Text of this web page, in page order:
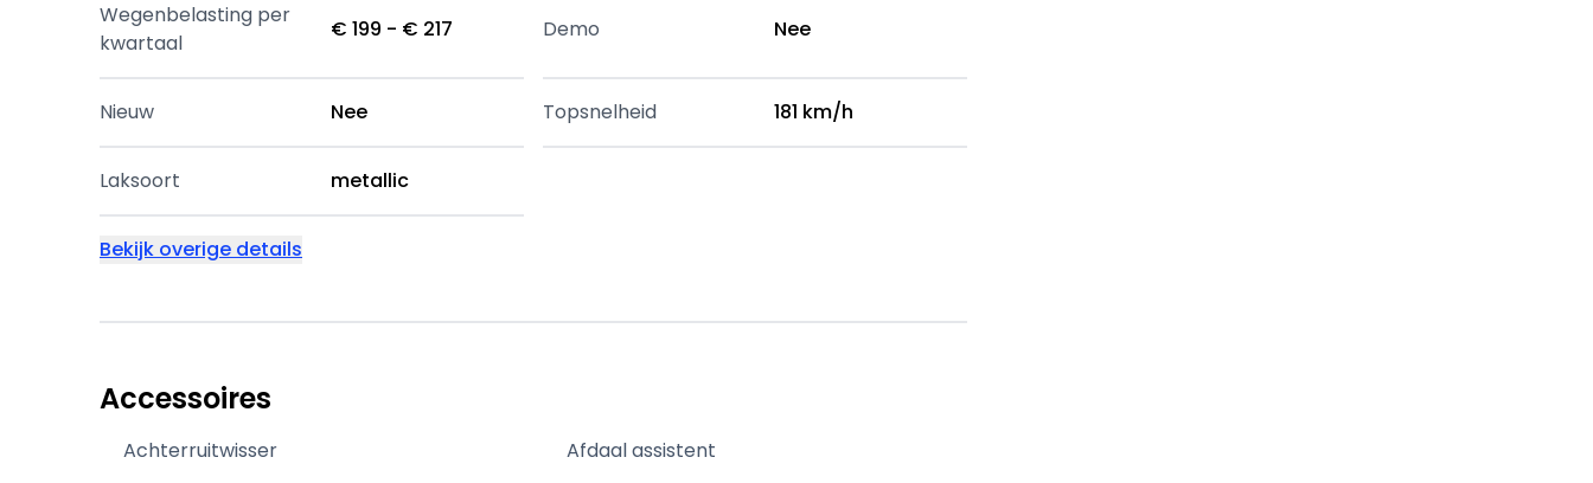
Wegenbelasting per
kwartaal
€ 199 - € 217 Demo Nee
Nieuw Nee Topsnelheid 181 km/h
Laksoort metallic
Bekijk overige details
Accessoires
Achterruitwisser
Afdaal assistent